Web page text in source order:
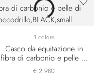
1 colore
Casco da equitazione in
fibra di carbonio e pelle di
coccodrillo
€ 2.980